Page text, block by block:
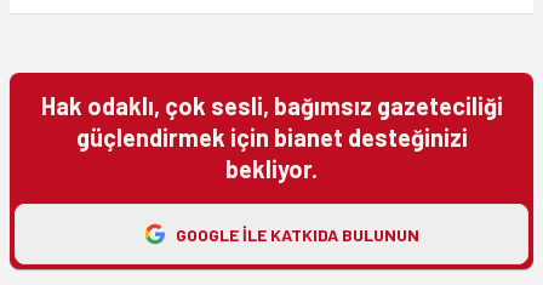
Hak odaklı, çok sesli, bağımsız gazeteciliği
güçlendirmek için bianet desteğinizi
bekliyor.
GOOGLE ILE KATKIDA BULUNUN